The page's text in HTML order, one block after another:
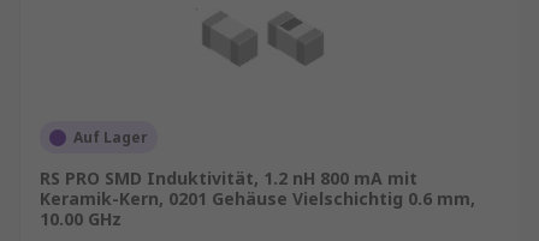
Auf Lager
RS PRO SMD Induktivität, 1.2 nH 800 mA mit
Keramik-Kern, 0201 Gehäuse Vielschichtig 0.6 mm,
10.00 GHz